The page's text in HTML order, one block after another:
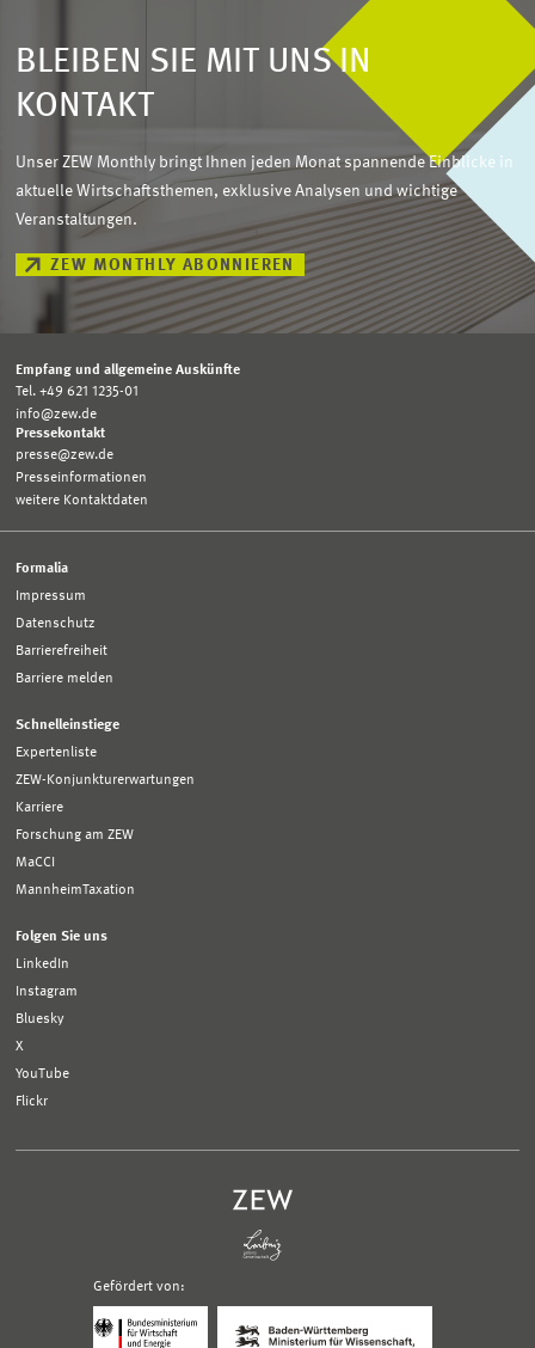
BLEIBEN SIE MIT UNS IN
KONTAKT
Unser ZEW Monthly bringt Ihnen jeden Monat spannende Einblicke in
aktuelle Wirtschaftsthemen, exklusive Analysen und wichtige
Veranstaltungen.
ZEW MONTHLY ABONNIEREN
Empfang und allgemeine Auskünfte
Tel. +49 621 1235-01
info@zew.de
Pressekontakt
presse@zew.de
Presseinformationen
weitere Kontaktdaten
Formalia
Impressum
Datenschutz
Barrierefreiheit
Barriere melden
Schnelleinstiege
Expertenliste
ZEW-Konjunkturerwartungen
Karriere
Forschung am ZEW
MaCCI
MannheimTaxation
Folgen Sie uns
LinkedIn
Instagram
Bluesky
X
YouTube
Flickr
Gefördert von:
Bundesministerium
Ministerium